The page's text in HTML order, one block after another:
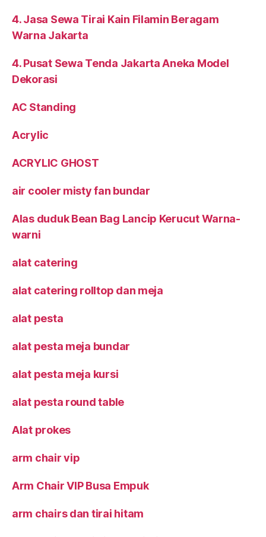
4. Jasa Sewa Tirai Kain Filamin Beragam
Warna Jakarta
4. Pusat Sewa Tenda Jakarta Aneka Model
Dekorasi
AC Standing
Acrylic
ACRYLIC GHOST
air cooler misty fan bundar
Alas duduk Bean Bag Lancip Kerucut Warna-
warni
alat catering
alat catering rolltop dan meja
alat pesta
alat pesta meja bundar
alat pesta meja kursi
alat pesta round table
Alat prokes
arm chair vip
Arm Chair VIP Busa Empuk
arm chairs dan tirai hitam